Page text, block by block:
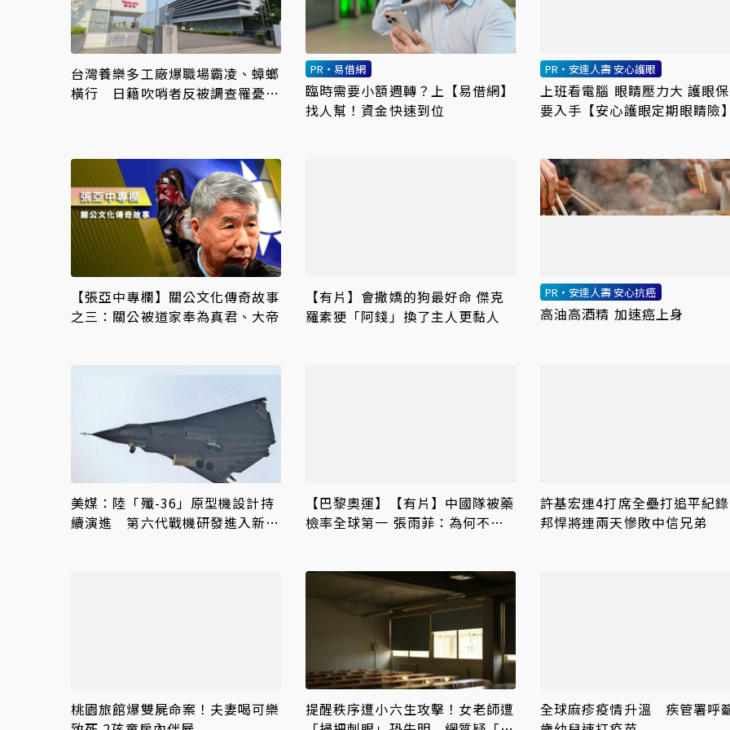
台灣養樂多工廠爆職場霸凌、蟑螂
橫行 日籍吹哨者反被調查罹憂鬱
PR・易借網
臨時需要小額週轉？上【易借網】
找人幫！資金快速到位
PR・安達人壽 安心護眼
上班看電腦 眼睛壓力大 護眼
要入手【安心護眼定期眼睛險
【張亞中專欄】關公文化傳奇故事
之三：關公被道家奉為真君、大帝
【有片】會撒嬌的狗最好命 傑克
羅素㹴「阿錢」換了主人更黏人
PR・安達人壽 安心抗癌
高油高酒精 加速癌上身
美媒：陸「殲-36」原型機設計持
續演進 第六代戰機研發進入新階
【巴黎奧運】【有片】中國隊被藥
檢率全球第一 張雨菲：為何不質
許基宏連4打席全壘打追平紀
邦悍將連兩天慘敗中信兄弟
桃園旅館爆雙屍命案！夫妻喝可樂
提醒秩序遭小六生攻擊！女老師遭
全球麻疹疫情升溫 疾管署呼